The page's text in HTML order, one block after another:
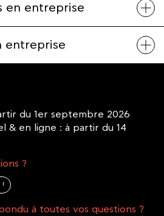
en entreprise
entreprise
du 1er septembre 2026
& en ligne : à partir du 14
?
!
à toutes vos questions ?